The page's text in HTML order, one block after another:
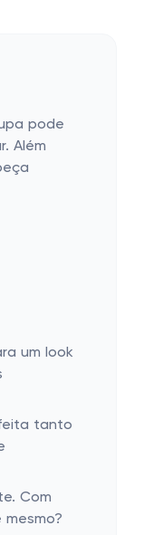
pode
Além
um look
tanto
Com